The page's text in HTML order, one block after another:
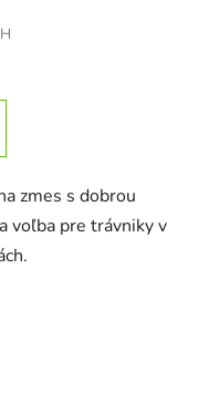
zmes s dobrou
voľba pre trávniky v